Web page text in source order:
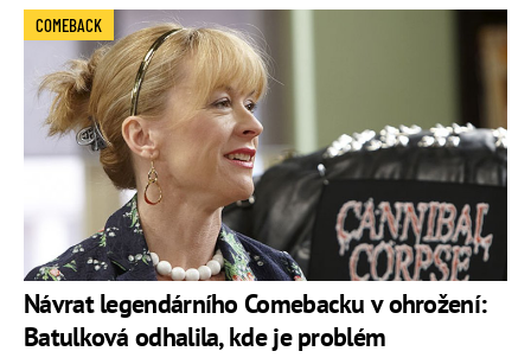
Návrat legendárního Comebacku v ohrožení:
Batulková odhalila, kde je problém
COMEBACK